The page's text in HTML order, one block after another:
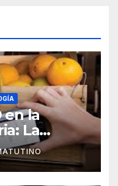
en la
La
que Exige
por
Pinto